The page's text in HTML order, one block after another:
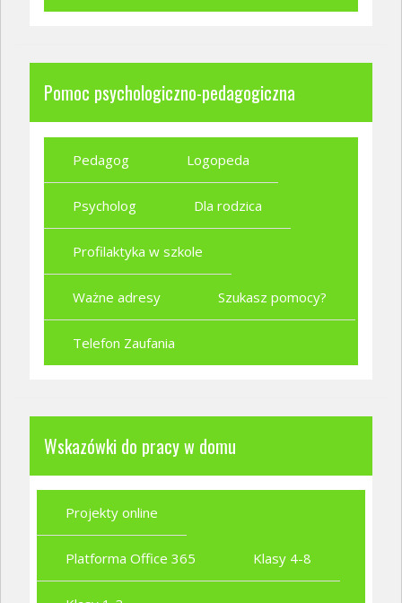
Pomoc psychologiczno-pedagogiczna
Pedagog Logopeda
Psycholog Dla rodzica
Profilaktyka w szkole
Ważne adresy Szukasz pomocy?
Telefon Zaufania
Wskazówki do pracy w domu
Projekty online
Platforma Office 365 Klasy 4-8